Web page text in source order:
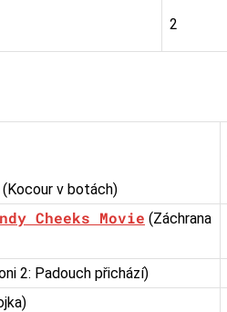
2
(Kocour v botách)
Cheeks Movie (Záchrana
2: Padouch přichází)